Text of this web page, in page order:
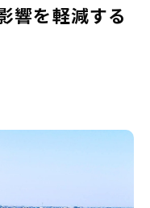
響を軽減する